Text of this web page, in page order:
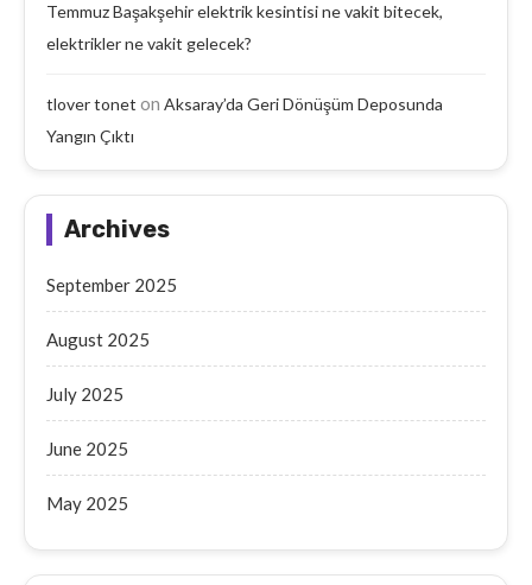
Temmuz Başakşehir elektrik kesintisi ne vakit bitecek,
elektrikler ne vakit gelecek?
tlover tonet on Aksaray’da Geri Dönüşüm Deposunda
Yangın Çıktı
Archives
September 2025
August 2025
July 2025
June 2025
May 2025